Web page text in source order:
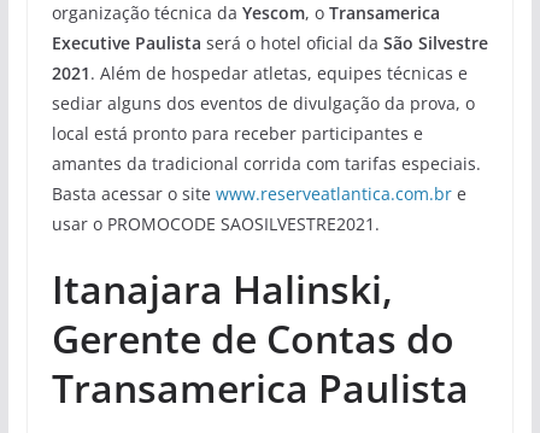
organização técnica da Yescom, o Transamerica
Executive Paulista será o hotel oficial da São Silvestre
2021. Além de hospedar atletas, equipes técnicas e
sediar alguns dos eventos de divulgação da prova, o
local está pronto para receber participantes e
amantes da tradicional corrida com tarifas especiais.
Basta acessar o site www.reserveatlantica.com.bre
usar o PROMOCODE SAOSILVESTRE2021.
Itanajara Halinski,
Gerente de Contas do
Transamerica Paulista